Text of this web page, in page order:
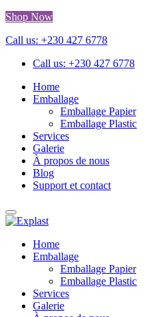
Shop Now
Call us: +230 427 6778
Call us: +230 427 6778
Home
Emballage
Emballage Papier
Emballage Plastic
Services
Galerie
À propos de nous
Blog
Support et contact
Home
Emballage
Emballage Papier
Emballage Plastic
Services
Galerie